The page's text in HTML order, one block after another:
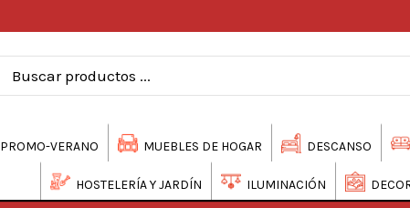
PROMO-VERANO MUEBLES DE HOGAR DESCANSO
HOSTELERÍA Y JARDÍN ILUMINACIÓN